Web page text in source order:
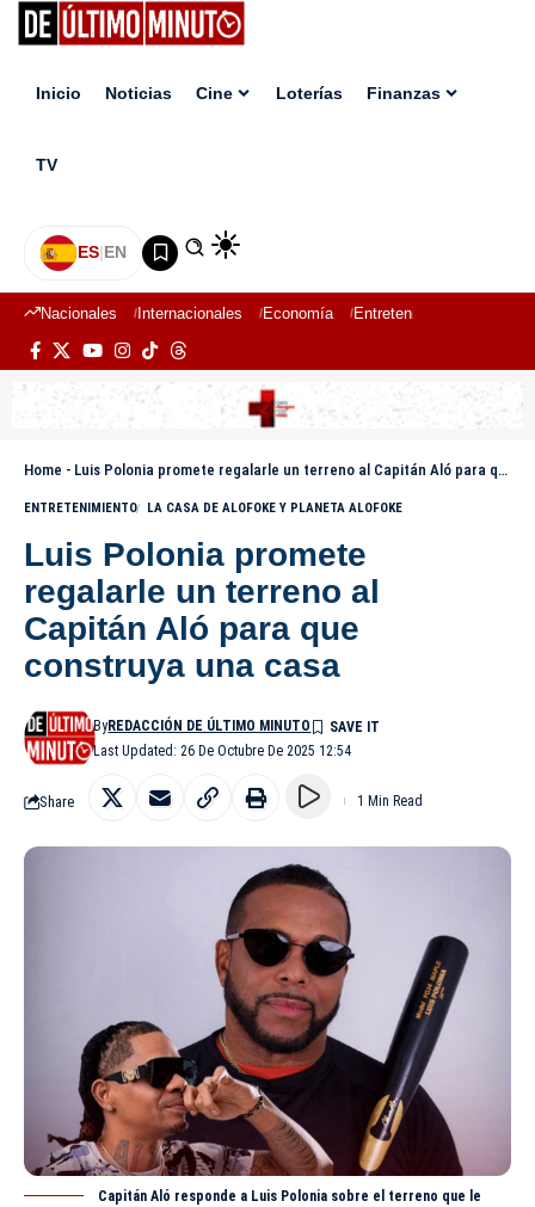
Inicio Noticias Cine Loterías Finanzas
TV
ES|EN
Nacionales Internacionales Economía Entretenimiento
Home - Luis Polonia promete regalarle un terreno al Capitán Aló para que construya una casa
ENTRETENIMIENTO LA CASA DE ALOFOKE Y PLANETA ALOFOKE
Luis Polonia promete
regalarle un terreno al
Capitán Aló para que
construya una casa
Last Updated: 26 De Octubre De 2025 12:54
ByREDACCIÓN DE ÚLTIMO MINUTO
Share 1 Min Read
Capitán Aló responde a Luis Polonia sobre el terreno que le